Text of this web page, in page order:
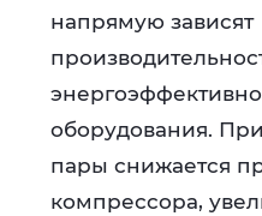
напрямую зависят
оборудования.
пары снижается
компрессора,